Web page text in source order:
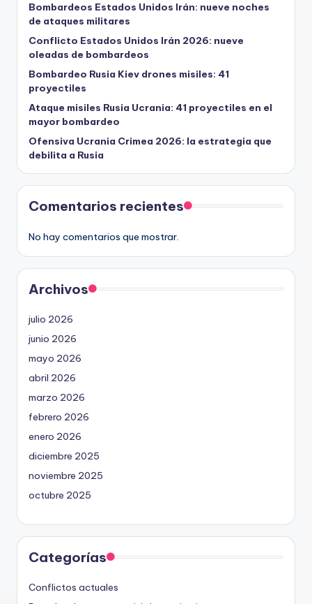
Bombardeos Estados Unidos Irán: nueve noches
de ataques militares
Conflicto Estados Unidos Irán 2026: nueve
oleadas de bombardeos
Bombardeo Rusia Kiev drones misiles: 41
proyectiles
Ataque misiles Rusia Ucrania: 41 proyectiles en el
mayor bombardeo
Ofensiva Ucrania Crimea 2026: la estrategia que
debilita a Rusia
Comentarios recientes
No hay comentarios que mostrar.
Archivos
julio 2026
junio 2026
mayo 2026
abril 2026
marzo 2026
febrero 2026
enero 2026
diciembre 2025
noviembre 2025
octubre 2025
Categorías
Conflictos actuales